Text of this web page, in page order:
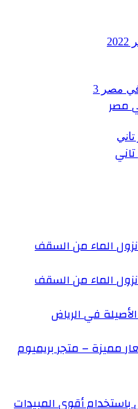
مصر
الماء من السقف
الماء من السقف
في الرياض
مميزة – متجر بريميوم
أقوى المبيدات